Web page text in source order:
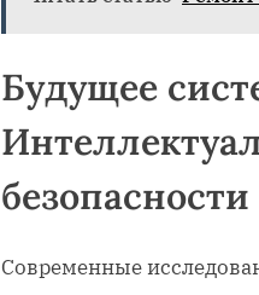
Будущее
безопасности
Современные